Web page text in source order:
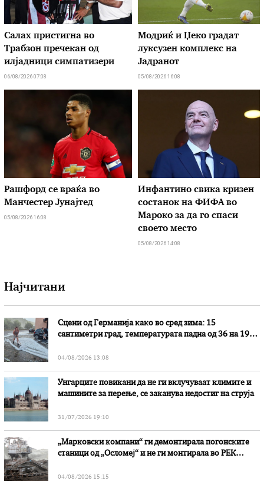
Салах пристигна во
Трабзон пречекан од
илјадници симпатизери
06/08/2026 07:08
Модриќ и Џеко градат
луксузен комплекс на
Јадранот
05/08/2026 16:08
Рашфорд се враќа во
Манчестер Јунајтед
05/08/2026 16:08
Инфантино свика кризен
состанок на ФИФА во
Мароко за да го спаси
своето место
05/08/2026 14:08
Најчитани
Сцени од Германија како во сред зима: 15
сантиметри град, температурата падна од 36 на 19
04/08/2026 13:08
Унгарците повикани да не ги вклучуваат климите и
машините за перење, се заканува недостиг на струја
31/07/2026 19:10
„Марковски компани“ ги демонтирала погонските
станици од „Осломеј“ и не ги монтирала во РЕК
04/08/2026 15:15